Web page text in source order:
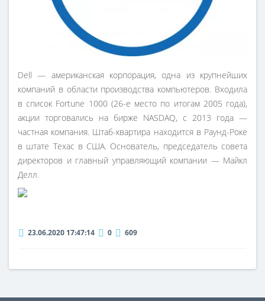
Dell — американская корпорация, одна из крупнейших
компаний в области производства компьютеров. Входила
в список Fortune 1000 (26-е место по итогам 2005 года),
акции торговались на бирже NASDAQ, с 2013 года —
частная компания. Штаб-квартира находится в Раунд-Роке
в штате Техас в США. Основатель, председатель совета
директоров и главный управляющий компании — Майкл
Делл.
23.06.2020 17:47:14 0 609